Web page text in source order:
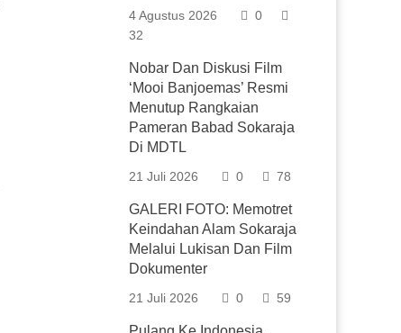
4 Agustus 2026
0
32
Nobar Dan Diskusi Film
‘Mooi Banjoemas’ Resmi
Menutup Rangkaian
Pameran Babad Sokaraja
Di MDTL
21 Juli 2026 0 78
GALERI FOTO: Memotret
Keindahan Alam Sokaraja
Melalui Lukisan Dan Film
Dokumenter
21 Juli 2026 0 59